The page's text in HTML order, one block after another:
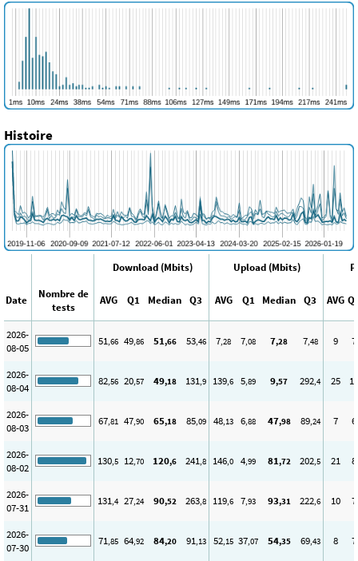
Histoire
Download (Mbits) Upload (Mbits)
Date
Nombre de
tests
AVG Q1 Median Q3 AVG Q1 Median Q3 AVG
2026-
08-05
51,66 49,86 51,66 53,46 7,28 7,08 7,28 7,48 9 7
2026-
08-04
82,56 20,57 49,18 131,9 139,6 5,89 9,57 292,4 25 10
2026-
08-03
67,81 47,90 65,18 85,09 48,13 6,88 47,98 89,24 7 6
2026-
08-02
130,5 12,70 120,6 241,8 146,0 4,99 81,72 202,5 21 8
2026-
07-31
131,4 27,24 90,52 263,8 119,6 7,93 93,31 222,6 10 7
2026-
07-30
71,85 64,92 84,20 91,13 52,15 37,07 54,35 69,43 8 7